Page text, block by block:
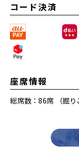
コード決済
座席情報
総席数：86席 （掘り